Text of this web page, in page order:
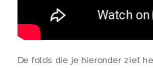
De foto’s die je hieronder ziet